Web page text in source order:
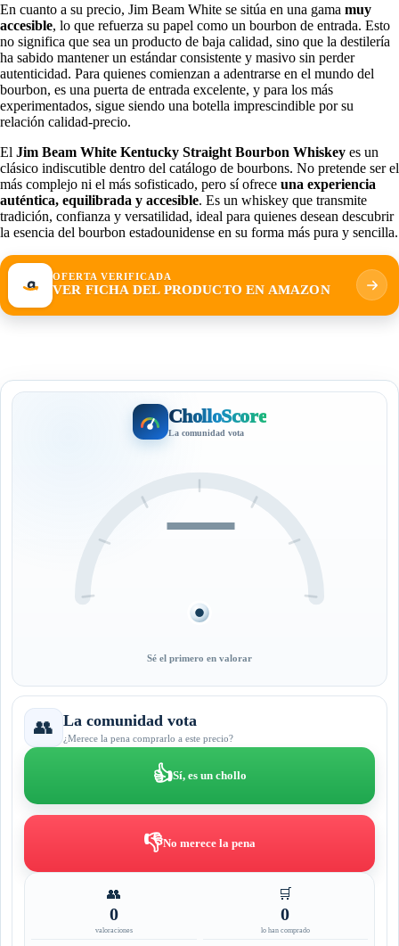
En cuanto a su precio, Jim Beam White se sitúa en una gama muy
accesible, lo que refuerza su papel como un bourbon de entrada. Esto
no significa que sea un producto de baja calidad, sino que la destilería
ha sabido mantener un estándar consistente y masivo sin perder
autenticidad. Para quienes comienzan a adentrarse en el mundo del
bourbon, es una puerta de entrada excelente, y para los más
experimentados, sigue siendo una botella imprescindible por su
relación calidad-precio.
El Jim Beam White Kentucky Straight Bourbon Whiskey es un
clásico indiscutible dentro del catálogo de bourbons. No pretende ser el
más complejo ni el más sofisticado, pero sí ofrece una experiencia
auténtica, equilibrada y accesible. Es un whiskey que transmite
tradición, confianza y versatilidad, ideal para quienes desean descubrir
la esencia del bourbon estadounidense en su forma más pura y sencilla.
OFERTA VERIFICADA
VER FICHA DEL PRODUCTO EN AMAZON
CholloScore
La comunidad vota
—
Sé el primero en valorar
👥 La comunidad vota
¿Merece la pena comprarlo a este precio?
👍Sí, es un chollo
👎No merece la pena
👥
0
valoraciones
🛒
0
lo han comprado